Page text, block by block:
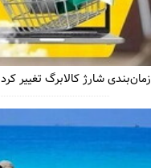
زمان‌بندی شارژ کالابرگ تغییر کرد